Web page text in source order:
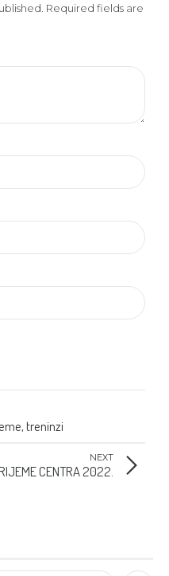
Required fields are
treninzi
NEXT
CENTRA 2022.